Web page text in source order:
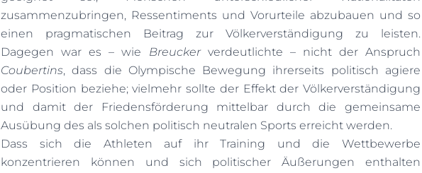
zusammenzubringen, Ressentiments und Vorurteile abzubauen und so
einen pragmatischen Beitrag zur Völkerverständigung zu leisten.
Dagegen war es – wie Breuckerverdeutlichte – nicht der Anspruch
Coubertins, dass die Olympische Bewegung ihrerseits politisch agiere
oder Position beziehe; vielmehr sollte der Effekt der Völkerverständigung
und damit der Friedensförderung mittelbar durch die gemeinsame
Ausübung des als solchen politisch neutralen Sports erreicht werden.
Dass sich die Athleten auf ihr Training und die Wettbewerbe
konzentrieren können und sich politischer Äußerungen enthalten